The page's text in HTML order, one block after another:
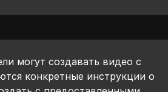
могут создавать видео с
конкретные инструкции о